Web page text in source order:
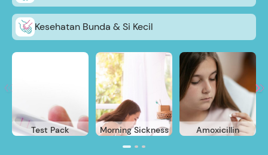
Kesehatan Bunda & Si Kecil
Test Pack Morning Sickness Amoxicillin